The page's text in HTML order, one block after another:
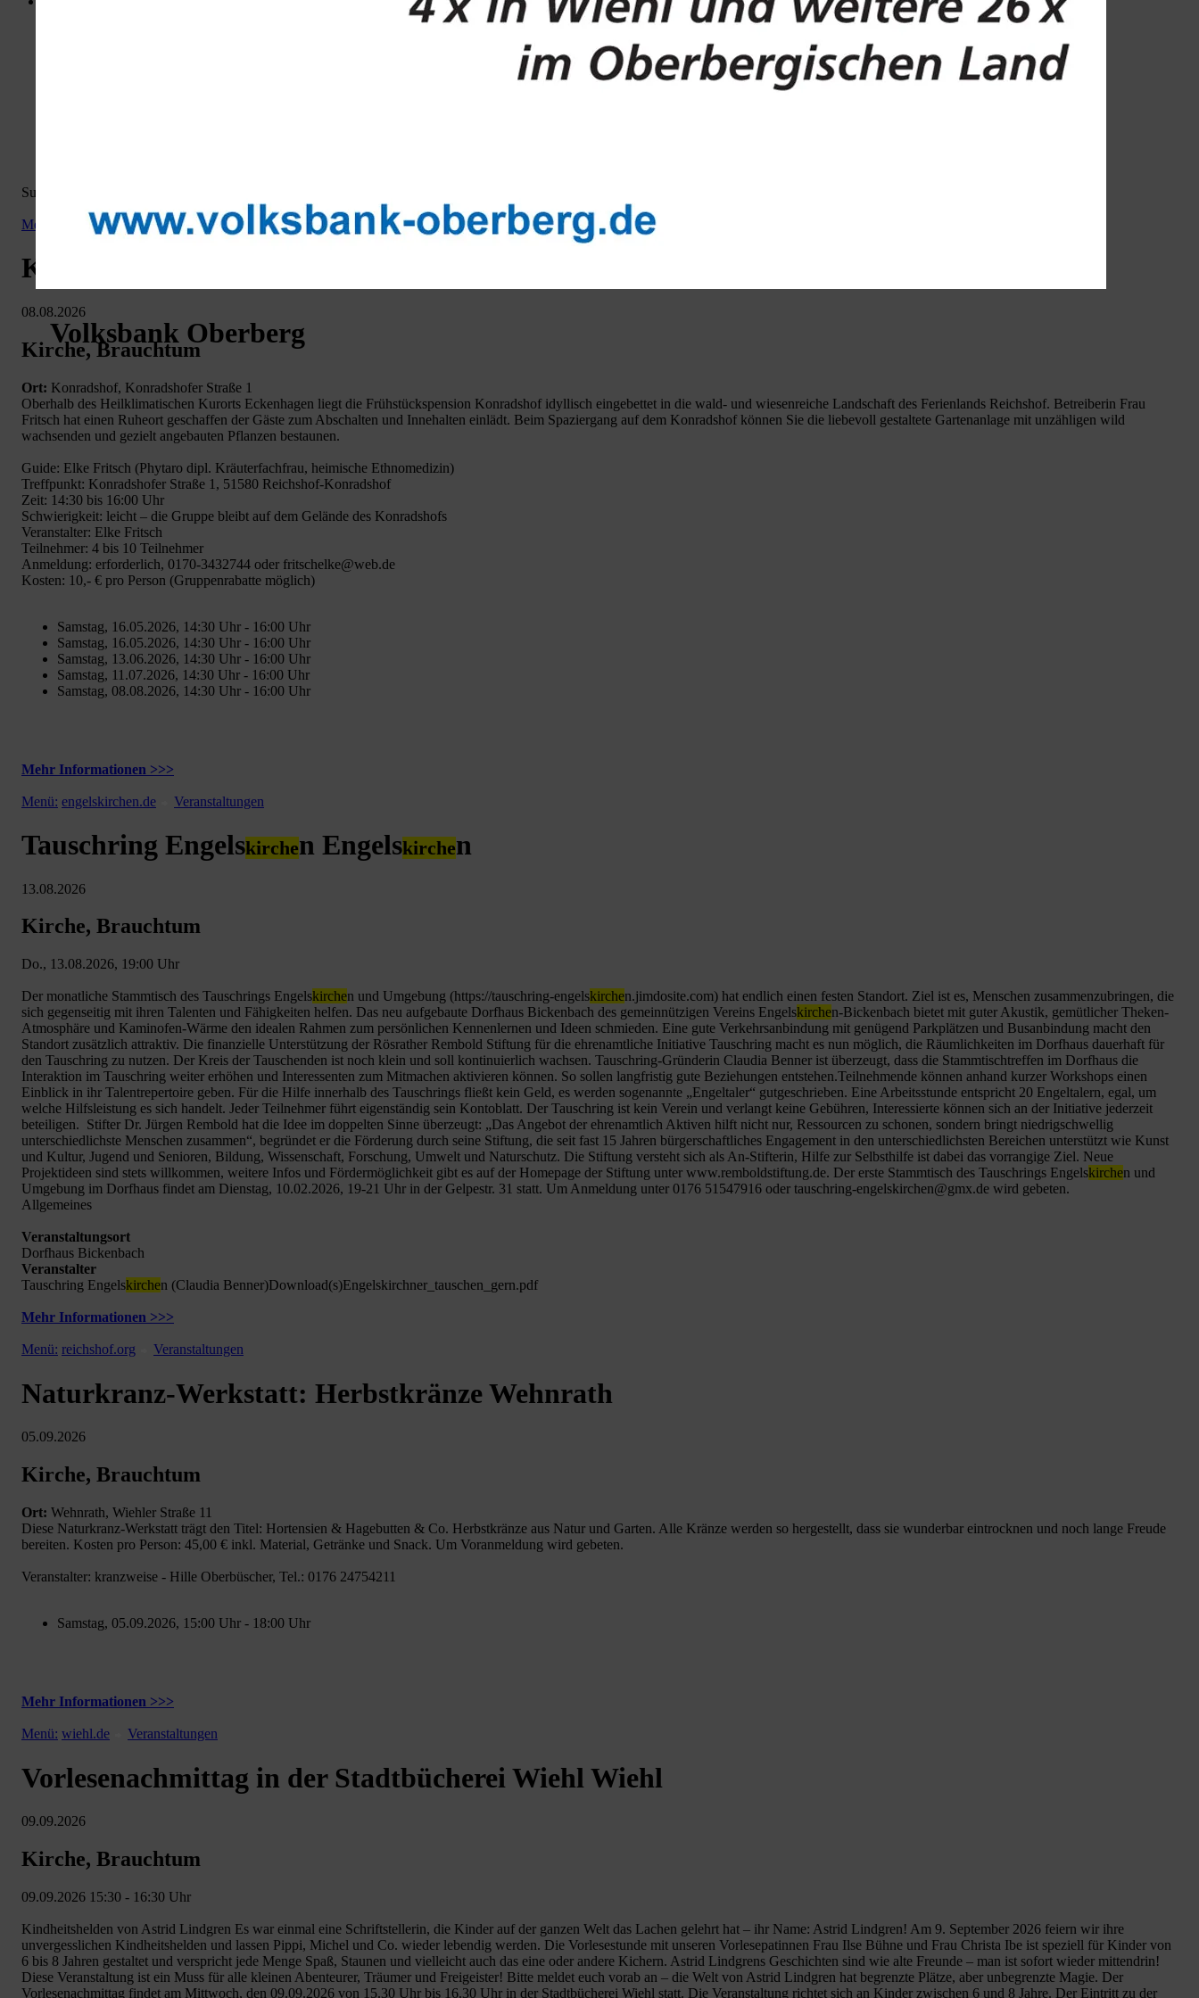
Volksbank Oberberg
Suchergebnis: 0 - 30
Menü: reichshof.org Veranstaltungen
Kräuterspaziergang auf dem Konradshof Konradshof
08.08.2026
Kirche, Brauchtum
Ort: Konradshof, Konradshofer Straße 1
Oberhalb des Heilklimatischen Kurorts Eckenhagen liegt die Frühstückspension Konradshof idyllisch eingebettet in die wald- und wiesenreiche Landschaft des Ferienlands Reichshof. Betreiberin Frau
Fritsch hat einen Ruheort geschaffen der Gäste zum Abschalten und Innehalten einlädt. Beim Spaziergang auf dem Konradshof können Sie die liebevoll gestaltete Gartenanlage mit unzähligen wild
wachsenden und gezielt angebauten Pflanzen bestaunen.
Guide: Elke Fritsch (Phytaro dipl. Kräuterfachfrau, heimische Ethnomedizin)
Treffpunkt: Konradshofer Straße 1, 51580 Reichshof-Konradshof
Zeit: 14:30 bis 16:00 Uhr
Schwierigkeit: leicht – die Gruppe bleibt auf dem Gelände des Konradshofs
Veranstalter: Elke Fritsch
Teilnehmer: 4 bis 10 Teilnehmer
Anmeldung: erforderlich, 0170-3432744 oder fritschelke@web.de
Kosten: 10,- € pro Person (Gruppenrabatte möglich)
Samstag, 16.05.2026, 14:30 Uhr - 16:00 Uhr
Samstag, 16.05.2026, 14:30 Uhr - 16:00 Uhr
Samstag, 13.06.2026, 14:30 Uhr - 16:00 Uhr
Samstag, 11.07.2026, 14:30 Uhr - 16:00 Uhr
Samstag, 08.08.2026, 14:30 Uhr - 16:00 Uhr
Mehr Informationen >>>
Menü: engelskirchen.de Veranstaltungen
Tauschring Engelskirchen Engelskirchen
13.08.2026
Kirche, Brauchtum
Do., 13.08.2026, 19:00 Uhr
Der monatliche Stammtisch des Tauschrings Engelskirchen und Umgebung (https://tauschring-engelskirchen.jimdosite.com) hat endlich einen festen Standort. Ziel ist es, Menschen zusammenzubringen, die
sich gegenseitig mit ihren Talenten und Fähigkeiten helfen. Das neu aufgebaute Dorfhaus Bickenbach des gemeinnützigen Vereins Engelskirchen-Bickenbach bietet mit guter Akustik, gemütlicher Theken-
Atmosphäre und Kaminofen-Wärme den idealen Rahmen zum persönlichen Kennenlernen und Ideen schmieden. Eine gute Verkehrsanbindung mit genügend Parkplätzen und Busanbindung macht den
Standort zusätzlich attraktiv. Die finanzielle Unterstützung der Rösrather Rembold Stiftung für die ehrenamtliche Initiative Tauschring macht es nun möglich, die Räumlichkeiten im Dorfhaus dauerhaft für
den Tauschring zu nutzen. Der Kreis der Tauschenden ist noch klein und soll kontinuierlich wachsen. Tauschring-Gründerin Claudia Benner ist überzeugt, dass die Stammtischtreffen im Dorfhaus die
Interaktion im Tauschring weiter erhöhen und Interessenten zum Mitmachen aktivieren können. So sollen langfristig gute Beziehungen entstehen.Teilnehmende können anhand kurzer Workshops einen
Einblick in ihr Talentrepertoire geben. Für die Hilfe innerhalb des Tauschrings fließt kein Geld, es werden sogenannte „Engeltaler“ gutgeschrieben. Eine Arbeitsstunde entspricht 20 Engeltalern, egal, um
welche Hilfsleistung es sich handelt. Jeder Teilnehmer führt eigenständig sein Kontoblatt. Der Tauschring ist kein Verein und verlangt keine Gebühren, Interessierte können sich an der Initiative jederzeit
beteiligen. Stifter Dr. Jürgen Rembold hat die Idee im doppelten Sinne überzeugt: „Das Angebot der ehrenamtlich Aktiven hilft nicht nur, Ressourcen zu schonen, sondern bringt niedrigschwellig
unterschiedlichste Menschen zusammen“, begründet er die Förderung durch seine Stiftung, die seit fast 15 Jahren bürgerschaftliches Engagement in den unterschiedlichsten Bereichen unterstützt wie Kunst
und Kultur, Jugend und Senioren, Bildung, Wissenschaft, Forschung, Umwelt und Naturschutz. Die Stiftung versteht sich als An-Stifterin, Hilfe zur Selbsthilfe ist dabei das vorrangige Ziel. Neue
Projektideen sind stets willkommen, weitere Infos und Fördermöglichkeit gibt es auf der Homepage der Stiftung unter www.remboldstiftung.de. Der erste Stammtisch des Tauschrings Engelskirchen und
Umgebung im Dorfhaus findet am Dienstag, 10.02.2026, 19-21 Uhr in der Gelpestr. 31 statt. Um Anmeldung unter 0176 51547916 oder tauschring-engelskirchen@gmx.de wird gebeten.
Allgemeines
Veranstaltungsort
Dorfhaus Bickenbach
Veranstalter
Tauschring Engelskirchen (Claudia Benner)Download(s)Engelskirchner_tauschen_gern.pdf
Mehr Informationen >>>
Menü: reichshof.org Veranstaltungen
Naturkranz-Werkstatt: Herbstkränze Wehnrath
05.09.2026
Kirche, Brauchtum
Ort: Wehnrath, Wiehler Straße 11
Diese Naturkranz-Werkstatt trägt den Titel: Hortensien & Hagebutten & Co. Herbstkränze aus Natur und Garten. Alle Kränze werden so hergestellt, dass sie wunderbar eintrocknen und noch lange Freude
bereiten. Kosten pro Person: 45,00 € inkl. Material, Getränke und Snack. Um Voranmeldung wird gebeten.
Veranstalter: kranzweise - Hille Oberbüscher, Tel.: 0176 24754211
Samstag, 05.09.2026, 15:00 Uhr - 18:00 Uhr
Mehr Informationen >>>
Menü: wiehl.de Veranstaltungen
Vorlesenachmittag in der Stadtbücherei Wiehl Wiehl
09.09.2026
Kirche, Brauchtum
09.09.2026 15:30 - 16:30 Uhr
Kindheitshelden von Astrid Lindgren Es war einmal eine Schriftstellerin, die Kinder auf der ganzen Welt das Lachen gelehrt hat – ihr Name: Astrid Lindgren! Am 9. September 2026 feiern wir ihre
unvergesslichen Kindheitshelden und lassen Pippi, Michel und Co. wieder lebendig werden. Die Vorlesestunde mit unseren Vorlesepatinnen Frau Ilse Bühne und Frau Christa Ibe ist speziell für Kinder von
6 bis 8 Jahren gestaltet und verspricht jede Menge Spaß, Staunen und vielleicht auch das eine oder andere Kichern. Astrid Lindgrens Geschichten sind wie alte Freunde – man ist sofort wieder mittendrin!
Diese Veranstaltung ist ein Muss für alle kleinen Abenteurer, Träumer und Freigeister! Bitte meldet euch vorab an – die Welt von Astrid Lindgren hat begrenzte Plätze, aber unbegrenzte Magie. Der
Vorlesenachmittag findet am Mittwoch, den 09.09.2026 von 15.30 Uhr bis 16.30 Uhr in der Stadtbücherei Wiehl statt. Die Veranstaltung richtet sich an Kinder zwischen 6 und 8 Jahre. Der Eintritt zu der